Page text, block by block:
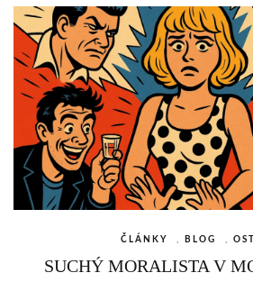
ČLÁNKY , BLOG ,
SUCHÝ MORALISTA V